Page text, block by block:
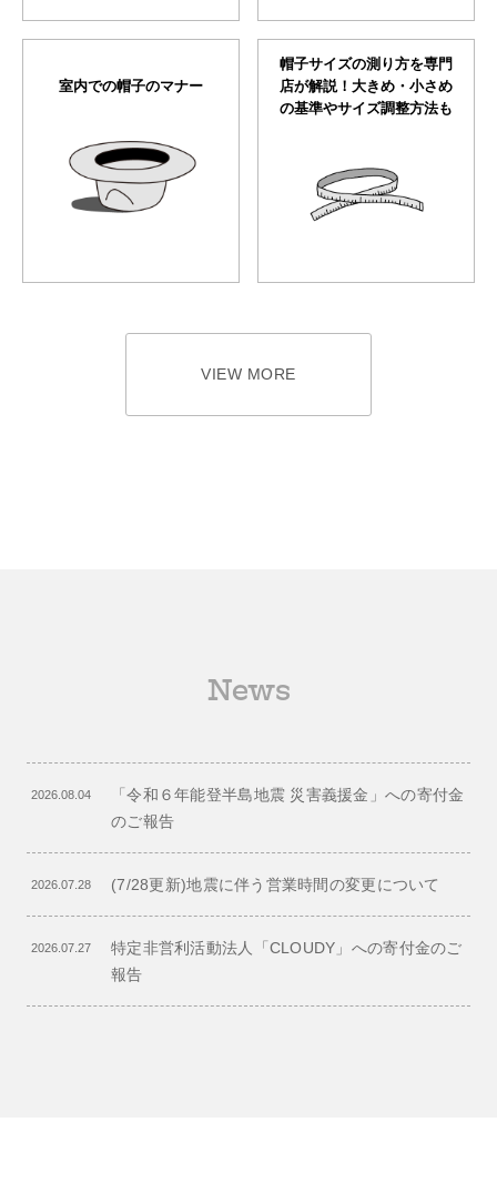
室内での帽子のマナー
帽子サイズの測り方を専門
店が解説！大きめ・小さめ
の基準やサイズ調整方法も
VIEW MORE
News
2026.08.04
「令和６年能登半島地震 災害義援金」への寄付金
のご報告
2026.07.28 (7/28更新)地震に伴う営業時間の変更について
2026.07.27
特定非営利活動法人「CLOUDY」への寄付金のご
報告